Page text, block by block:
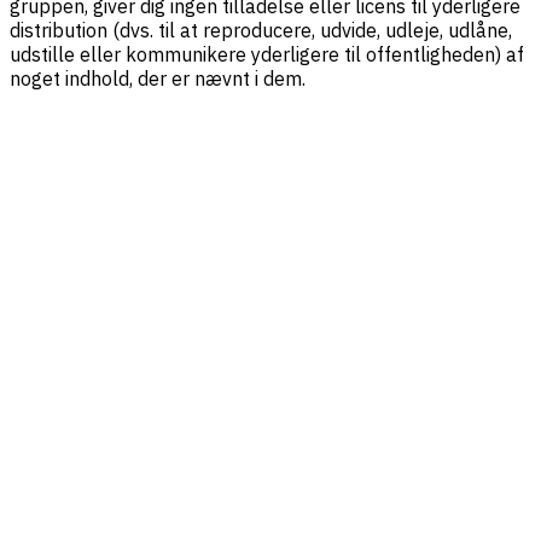
gruppen, giver dig ingen tilladelse eller licens til yderligere
distribution (dvs. til at reproducere, udvide, udleje, udlåne,
udstille eller kommunikere yderligere til offentligheden) af
noget indhold, der er nævnt i dem.